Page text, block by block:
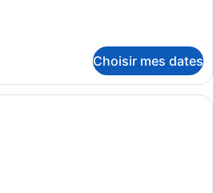
Choisir mes dates
Une chambre d’hôtel avec deux